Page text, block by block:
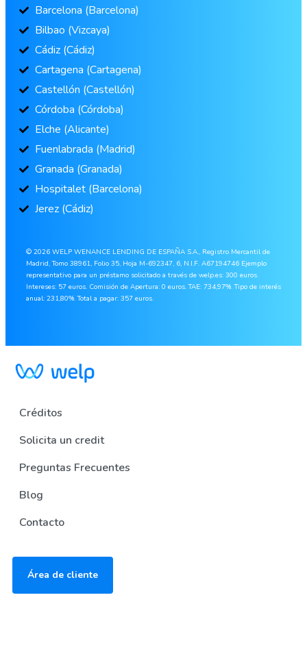
Barcelona (Barcelona)
Bilbao (Vizcaya)
Cádiz (Cádiz)
Cartagena (Cartagena)
Castellón (Castellón)
Córdoba (Córdoba)
Elche (Alicante)
Fuenlabrada (Madrid)
Granada (Granada)
Hospitalet (Barcelona)
Jerez (Cádiz)
© 2026 WELP WENANCE LENDING DE ESPAÑA S.A., Registro Mercantil de
Madrid, Tomo 38961, Folio 35, Hoja M-692347, 6, N.I.F. A67194746 Ejemplo
representativo para un préstamo solicitado a través de welp.es: 300 euros.
Intereses: 57 euros. Comisión de Apertura: 0 euros. TAE: 734,97%. Tipo de interés
anual: 231,80%. Total a pagar: 357 euros.
Créditos
Solicita un credit
Preguntas Frecuentes
Blog
Contacto
Área de cliente